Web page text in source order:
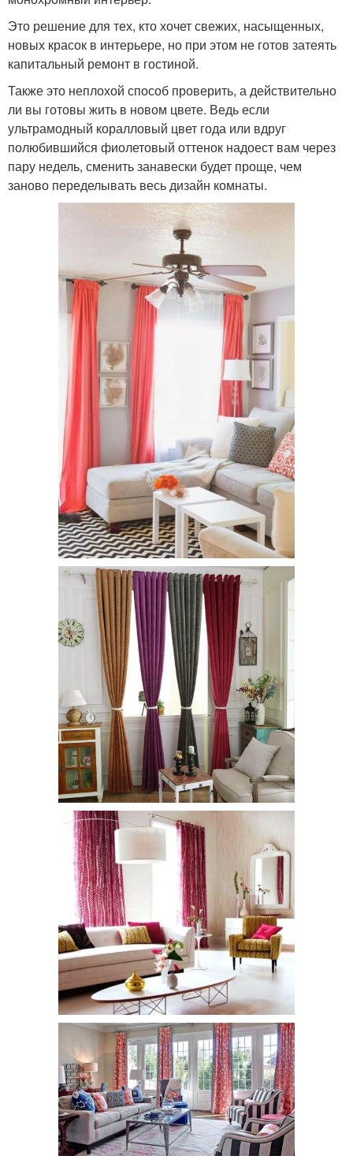
Это решение для тех, кто хочет свежих, насыщенных,
новых красок в интерьере, но при этом не готов затеять
капитальный ремонт в гостиной.
Также это неплохой способ проверить, а действительно
ли вы готовы жить в новом цвете. Ведь если
ультрамодный коралловый цвет года или вдруг
полюбившийся фиолетовый оттенок надоест вам через
пару недель, сменить занавески будет проще, чем
заново переделывать весь дизайн комнаты.